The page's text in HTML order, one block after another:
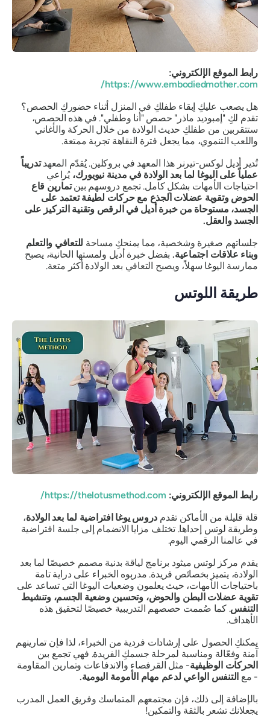
رابط الموقع الإلكتروني:
https://www.embodiedmother.com/
هل يصعب عليكِ إبقاء طفلكِ في المنزل أثناء حضوركِ الحصص؟
تقدم لكِ "إمبوديد ماذر" حصص "أنا وطفلي". في هذه الحصص،
ستتقربين من طفلكِ حديث الولادة من خلال الحركة والأغاني
واللعب التنموي، مما يجعل فترة النقاهة تجربة ممتعة.
تُدير أديل لوكس-تيرنر هذا المعهد في بروكلين. يُقدّم المعهدتدريباً
عملياً على اليوغا لما بعد الولادة في مدينة نيويورك،يُراعي
احتياجات الأمهات بشكلٍ كامل. تجمع دروسهم بينتمارين قاع
الحوض وتقوية عضلات الجذع مع حركات لطيفة تعتمد على
الجسد، مستوحاة من خبرة أديل في الرقص وتقنية التركيز على
الجسد والعقل.
جلساتهم صغيرة وشخصية، مما يمنحكِ مساحةللتعافي والتعلم
وبناء علاقات اجتماعية.بفضل خبرة أديل ولمستها الحانية، يصبح
ممارسة اليوغا سهلاً، ويصبح التعافي بعد الولادة أكثر متعة.
طريقة اللوتس
رابط الموقع الإلكتروني: https://thelotusmethod.com/
قلة قليلة من الأماكن تقدمدروس يوغا افتراضية لما بعد الولادة،
وطريقة لوتس إحداها. تختلف مزايا الانضمام إلى جلسة افتراضية
في عالمنا الرقمي اليوم.
يقدم مركز لوتس ميثود برنامج لياقة بدنية مصمم خصيصًا لما بعد
الولادة، يتميز بخصائص فريدة. مدربوه الخبراء على دراية تامة
باحتياجات الأمهات، حيث يعلمون وضعيات اليوغا التي تساعد على
تقوية عضلات البطن والحوض، وتحسين وضعية الجسم، وتنشيط
التنفس. كما صُممت حصصهم التدريبية خصيصًا لتحقيق هذه
الأهداف.
يمكنكِ الحصول على إرشادات فردية من الخبراء، لذا فإن تمارينهم
آمنة وفعّالة ومناسبة لمرحلة جسمكِ الفريدة. فهي تجمع بين
الحركات الوظيفية- مثل القرفصاء والاندفاعات وتمارين المقاومة
- معالتنفس الواعي لدعم مهام الأمومة اليومية.
بالإضافة إلى ذلك، فإن مجتمعهم المتماسك وفريق العمل المدرب
يجعلانك تشعر بالثقة والتمكين!